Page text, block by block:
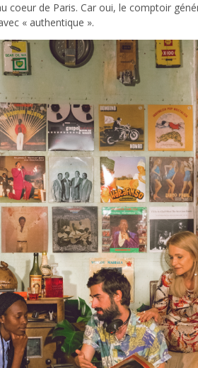
coeur de Paris. Car oui, le comptoir
« authentique ».